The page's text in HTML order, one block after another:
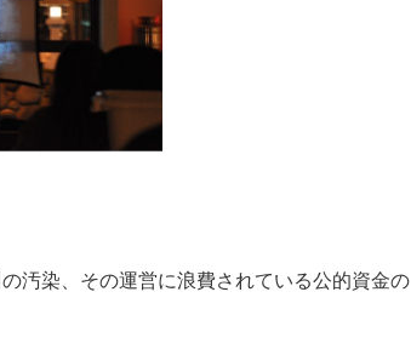
汚染、その運営に浪費されている公的資金の